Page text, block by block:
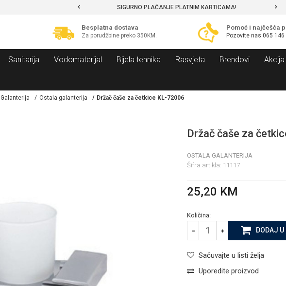
SIGURNO PLAĆANJE PLATNIM KARTICAMA!
Besplatna dostava
Za porudžbine preko 350KM.
Pomoć i najčešća
Pozovite nas 065 146
Sanitarija Vodomaterijal Bijela tehnika Rasvjeta Brendovi Akcija
Galanterija Ostala galanterija Držač čaše za četkice KL-72006
Držač čaše za
OSTALA GALANTERIJA
Šifra artikla: 11117
25,20 KM
Količina:
DODAJ U
Sačuvajte u listi želja
Uporedite proizvod